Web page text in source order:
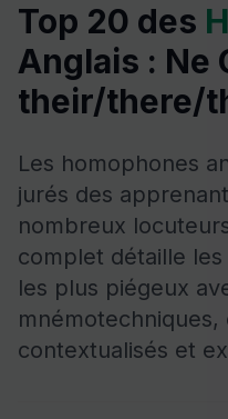
Top 20 des
Anglais : Ne
their/there/
Les homophones
jurés des
nombreux
complet détaille
les plus piégeux
mnémotechniques,
contextualisés et